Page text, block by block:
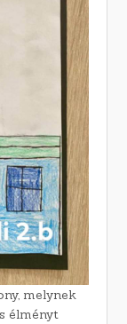
melynek
élményt